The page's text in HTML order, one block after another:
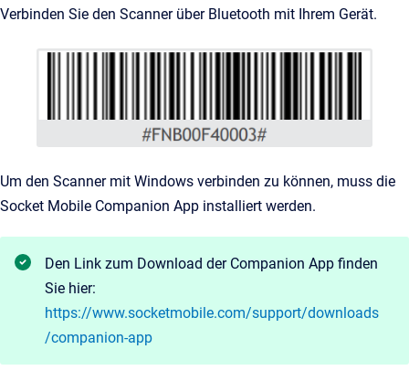
Verbinden Sie den Scanner über Bluetooth mit Ihrem Gerät.
Um den Scanner mit Windows verbinden zu können, muss die
Socket Mobile Companion App installiert werden.
Den Link zum Download der Companion App finden
Sie hier:
https://www.socketmobile.com/support/downloads
/companion-app